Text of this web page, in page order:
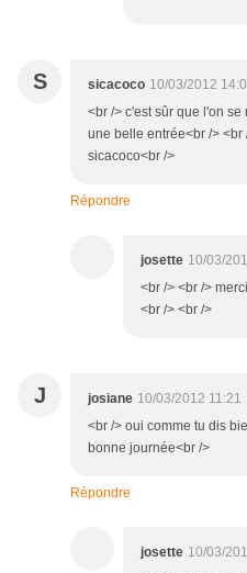
S sicacoco 10/03/2012
<br /> c'est sûr que l'on
une belle entrée<br /> <br
sicacoco<br />
Répondre
josette 10/03/
<br /> <br />
<br /> <br />
J josiane 10/03/2012 11:21
<br /> oui comme tu dis
bonne journée<br />
Répondre
josette 10/03/